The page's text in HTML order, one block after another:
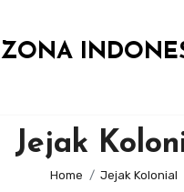
ZONA
Jejak
Home Jejak Kolonial